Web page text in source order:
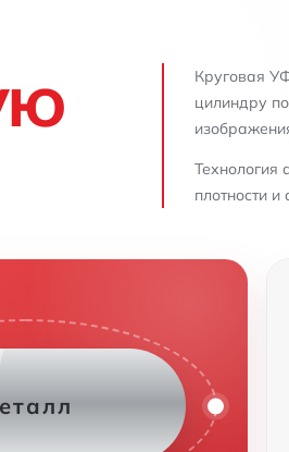
Круговая
цилиндру
Технология
плотности и